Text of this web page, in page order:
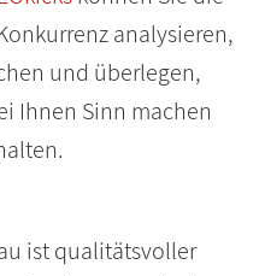
analysieren,
und überlegen,
Ihnen Sinn machen
ist qualitätsvoller